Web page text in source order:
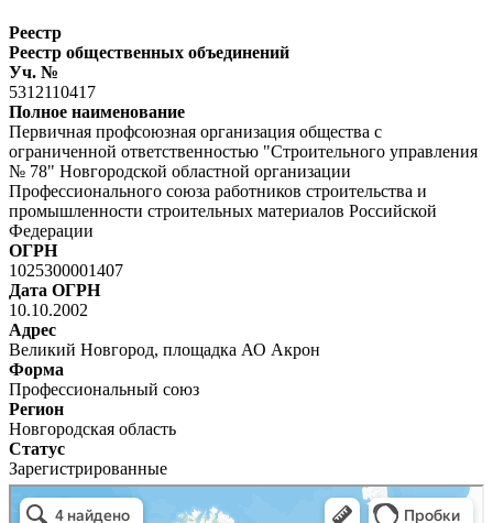
Реестр
Реестр общественных объединений
Уч. №
5312110417
Полное наименование
Первичная профсоюзная организация общества с
ограниченной ответственностью "Строительного управления
№ 78" Новгородской областной организации
Профессионального союза работников строительства и
промышленности строительных материалов Российской
Федерации
ОГРН
1025300001407
Дата ОГРН
10.10.2002
Адрес
Великий Новгород, площадка АО Акрон
Форма
Профессиональный союз
Регион
Новгородская область
Статус
Зарегистрированные